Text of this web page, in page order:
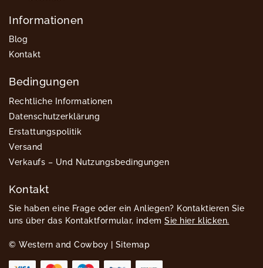
Informationen
Blog
Kontakt
Bedingungen
Rechtliche Informationen
Datenschutzerklärung
Erstattungspolitik
Versand
Verkaufs – Und Nutzungsbedingungen
Kontakt
Sie haben eine Frage oder ein Anliegen? Kontaktieren Sie
uns über das Kontaktformular, indem Sie hier klicken.
© Western and Cowboy | Sitemap